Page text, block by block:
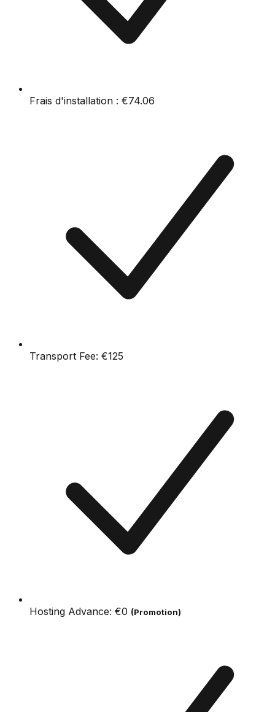
Frais d'installation : €74.06
Transport Fee: €125
Hosting Advance: €0 (Promotion)